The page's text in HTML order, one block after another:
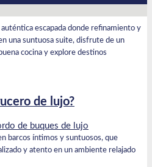
escapada donde refinamiento y
una suntuosa suite, disfrute de un
cocina y explore destinos
de lujo?
de buques de lujo
barcos íntimos y suntuosos, que
y atento en un ambiente relajado